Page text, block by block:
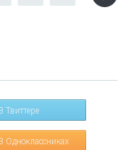
В Твиттере
В Одноклассниках